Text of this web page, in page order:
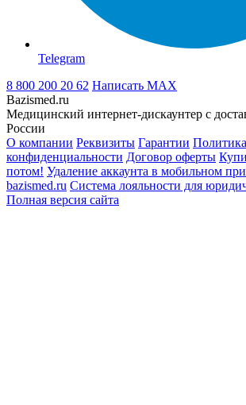
Telegram
8 800 200 20 62 Написать MAX
Bazismed.ru
Медицинский интернет-дискаунтер с
России
О компании Реквизиты Гарантии Политика
конфиденциальности Договор оферты
потом! Удаление аккаунта в мобильном
bazismed.ru Система лояльности для
Полная версия сайта